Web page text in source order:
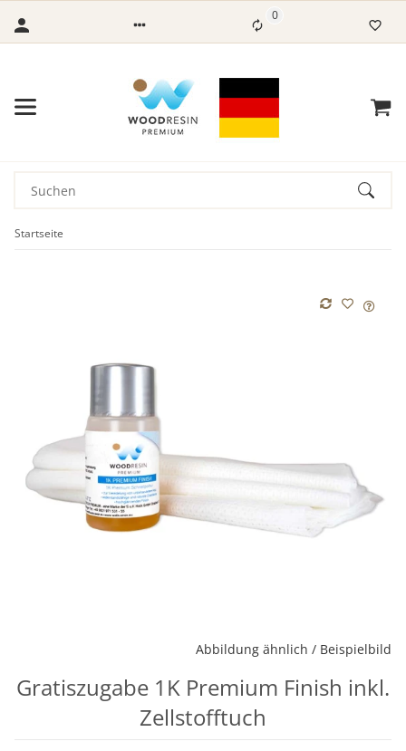
0
Startseite
Abbildung ähnlich / Beispielbild
Gratiszugabe 1K Premium Finish inkl.
Zellstofftuch